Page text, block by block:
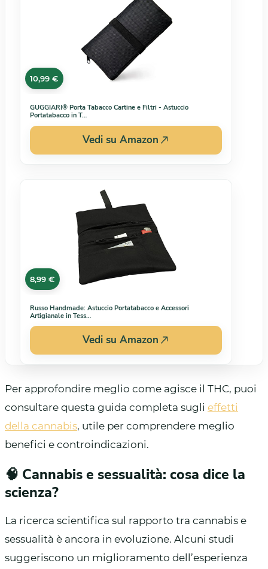
10,99 €
GUGGIARI® Porta Tabacco Cartine e Filtri - Astuccio
Portatabacco in T…
Vedi su Amazon
8,99 €
Russo Handmade: Astuccio Portatabacco e Accessori
Artigianale in Tess…
Vedi su Amazon
Per approfondire meglio come agisce il THC, puoi
consultare questa guida completa sugli effetti
della cannabis, utile per comprendere meglio
benefici e controindicazioni.
🧠 Cannabis e sessualità: cosa dice la
scienza?
La ricerca scientifica sul rapporto tra cannabis e
sessualità è ancora in evoluzione. Alcuni studi
suggeriscono un miglioramento dell’esperienza